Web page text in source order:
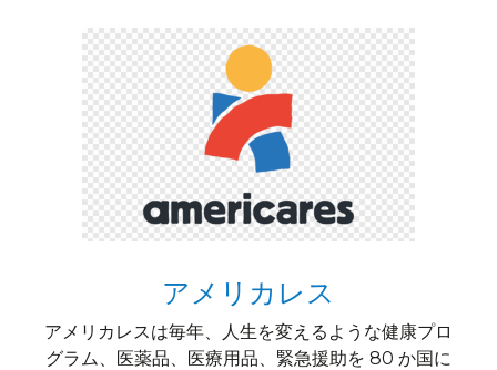
アメリカレス
アメリカレスは毎年、人生を変えるような健康プロ
グラム、医薬品、医療用品、緊急援助を 80 か国に